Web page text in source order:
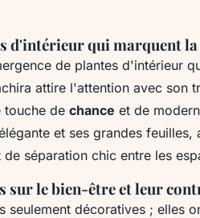
d'intérieur qui marquent la
de plantes d'intérieur
attire l'attention avec son
touche de chance et de
et ses grandes
séparation chic entre les
sur le bien-être et leur
seulement décoratives ; elles